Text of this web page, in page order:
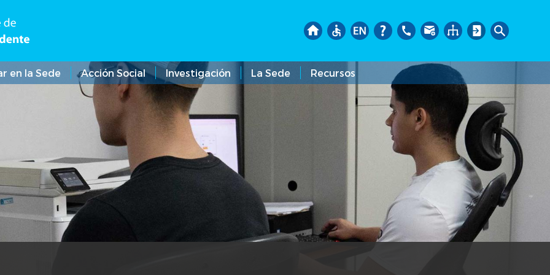
en la Sede Acción Social Investigación La Sede Recursos